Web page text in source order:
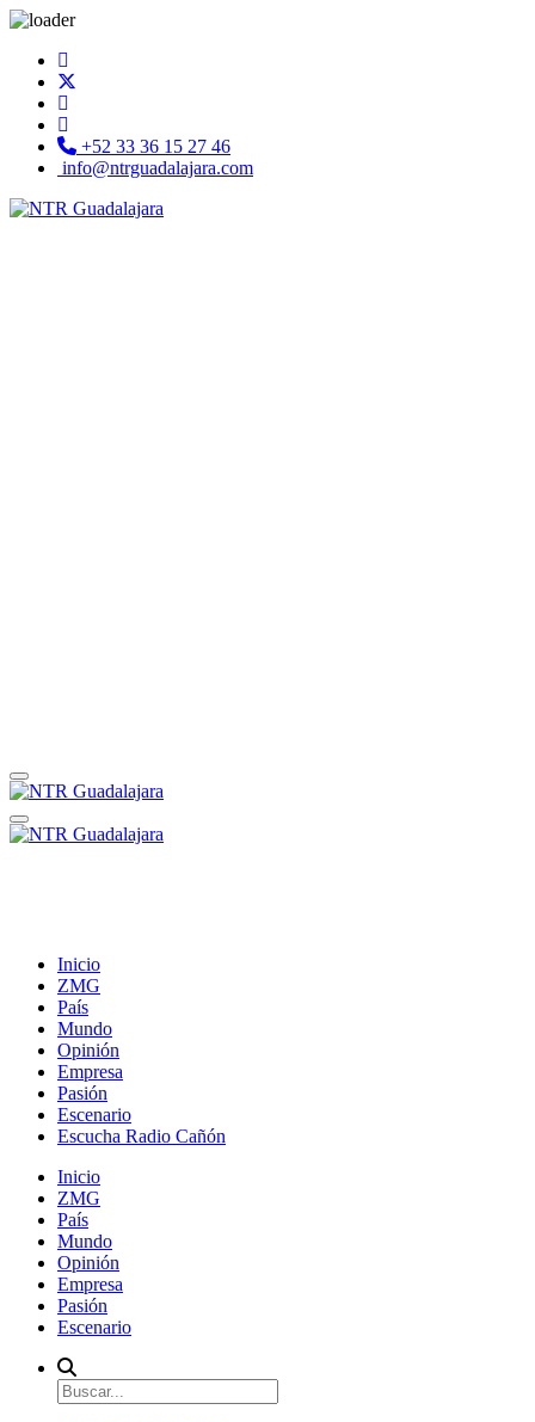
+52 33 36 15 27 46
info@ntrguadalajara.com
Inicio
ZMG
País
Mundo
Opinión
Empresa
Pasión
Escenario
Escucha Radio Cañón
Inicio
ZMG
País
Mundo
Opinión
Empresa
Pasión
Escenario